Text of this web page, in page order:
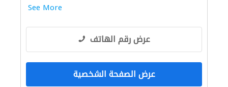
See More
عرض رقم الهاتف
عرض الصفحة الشخصية